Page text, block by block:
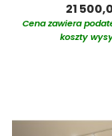
21
Cena zawiera
koszty